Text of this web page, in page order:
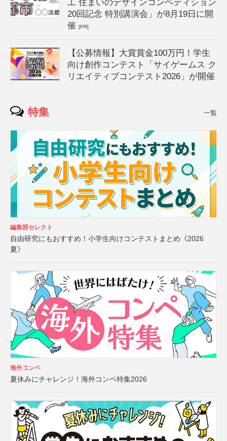
工 住まいのデザインコンペティション
20回記念 特別講演会」が8月19日に開
催[PR]
【公募情報】大賞賞金100万円！学生
向け創作コンテスト「サイゲームス ク
リエイティブコンテスト2026」が開催
特集 一覧
編集部セレクト
自由研究にもおすすめ！小学生向けコンテストまとめ《2026
夏》
海外コンペ
夏休みにチャレンジ！海外コンペ特集2026